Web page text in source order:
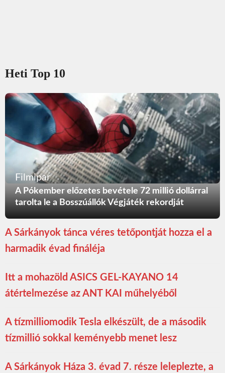
Heti Top 10
Filmipar
A Pókember előzetes bevétele 72 millió dollárral
tarolta le a Bosszúállók Végjáték rekordját
A Sárkányok tánca véres tetőpontját hozza el a
harmadik évad fináléja
Itt a mohazöld ASICS GEL-KAYANO 14
átértelmezése az ANT KAI műhelyéből
A tízmilliomodik Tesla elkészült, de a második
tízmillió sokkal keményebb menet lesz
A Sárkányok Háza 3. évad 7. része leleplezte, a